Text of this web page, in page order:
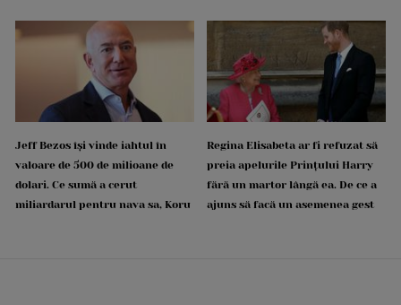
Jeff Bezos își vinde iahtul în
valoare de 500 de milioane de
dolari. Ce sumă a cerut
miliardarul pentru nava sa, Koru
Regina Elisabeta ar fi refuzat să
preia apelurile Prințului Harry
fără un martor lângă ea. De ce a
ajuns să facă un asemenea gest